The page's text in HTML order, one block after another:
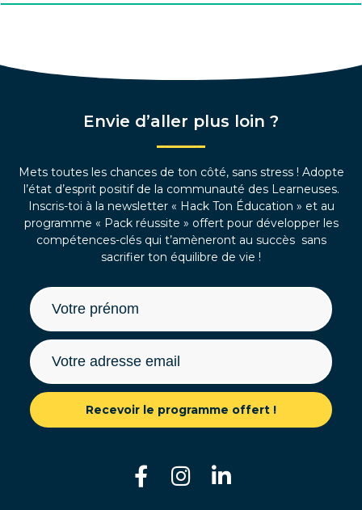
Envie d’aller plus loin ?
Mets toutes les chances de ton côté, sans stress ! Adopte
l’état d’esprit positif de la communauté des Learneuses.
Inscris-toi à la newsletter « Hack Ton Éducation » et au
programme « Pack réussite » offert pour développer les
compétences-clés qui t’amèneront au succès sans
sacrifier ton équilibre de vie !
Recevoir le programme offert !